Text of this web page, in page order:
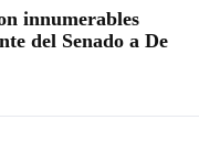
innumerables
del Senado a De